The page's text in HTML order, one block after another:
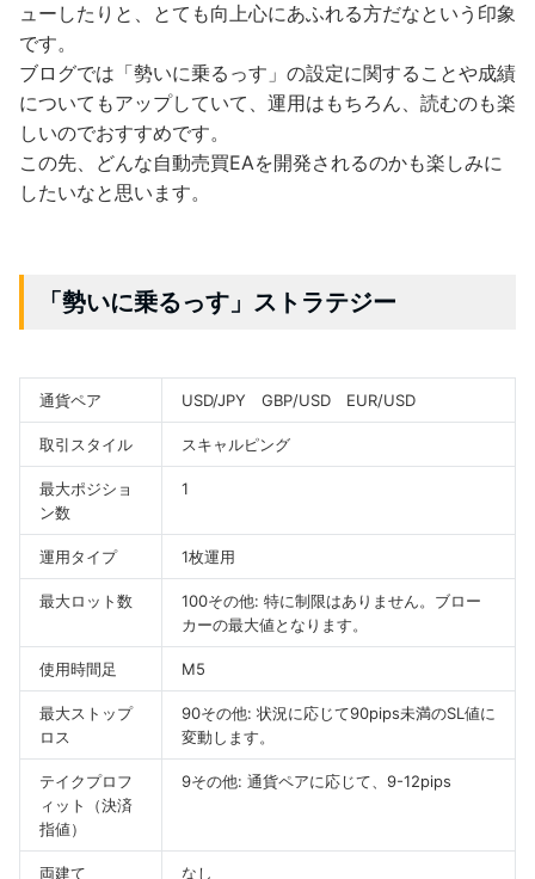
ューしたりと、とても向上心にあふれる方だなという印象
です。
ブログでは「勢いに乗るっす」の設定に関することや成績
についてもアップしていて、運用はもちろん、読むのも楽
しいのでおすすめです。
この先、どんな自動売買EAを開発されるのかも楽しみに
したいなと思います。
「勢いに乗るっす」ストラテジー
通貨ペア USD/JPY GBP/USD EUR/USD
取引スタイル スキャルピング
最大ポジショ
ン数
1
運用タイプ 1枚運用
最大ロット数 100その他: 特に制限はありません。ブロー
カーの最大値となります。
使用時間足 M5
最大ストップ
ロス
90その他: 状況に応じて90pips未満のSL値に
変動します。
テイクプロフ
ィット（決済
指値）
9その他: 通貨ペアに応じて、9-12pips
両建て なし